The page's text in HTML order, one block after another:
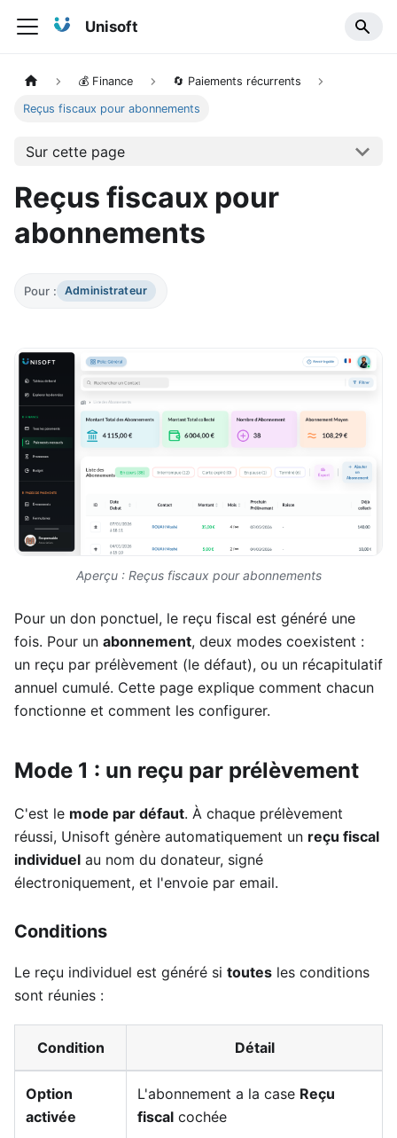
Unisoft
💰 Finance 🔄 Paiements récurrents
Reçus fiscaux pour abonnements
Sur cette page
Reçus fiscaux pour
abonnements
Pour : Administrateur
Aperçu : Reçus fiscaux pour abonnements
Pour un don ponctuel, le reçu fiscal est généré une
fois. Pour un abonnement, deux modes coexistent :
un reçu par prélèvement (le défaut), ou un récapitulatif
annuel cumulé. Cette page explique comment chacun
fonctionne et comment les configurer.
Mode 1 : un reçu par prélèvement
C'est le mode par défaut. À chaque prélèvement
réussi, Unisoft génère automatiquement un reçu fiscal
individuel au nom du donateur, signé
électroniquement, et l'envoie par email.
Conditions
Le reçu individuel est généré si toutes les conditions
sont réunies :
Condition Détail
Option
activée
L'abonnement a la case Reçu
fiscal cochée